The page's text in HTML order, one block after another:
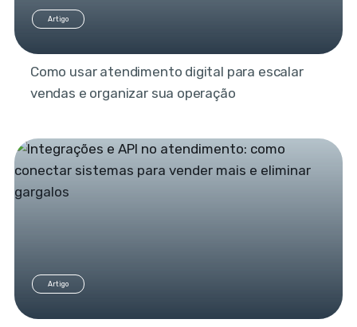
Artigo
Como usar atendimento digital para escalar
vendas e organizar sua operação
Artigo